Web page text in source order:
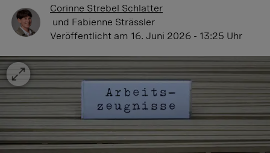
Corinne Strebel Schlatter
und Fabienne Strässler
Veröffentlicht am 16. Juni 2026 - 13:25 Uhr